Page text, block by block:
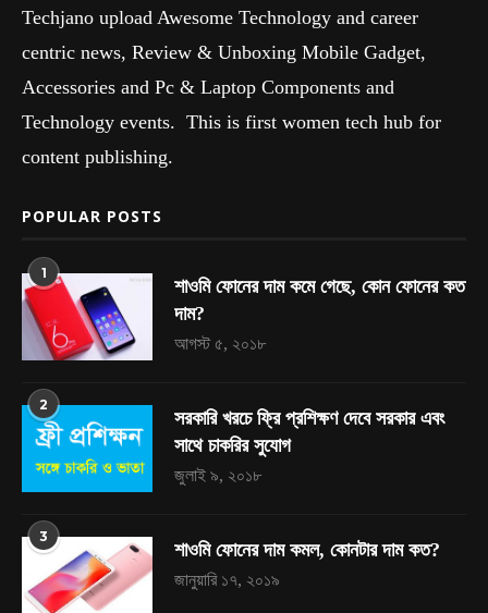
Techjano upload Awesome Technology and career
centric news, Review & Unboxing Mobile Gadget,
Accessories and Pc & Laptop Components and
Technology events. This is first women tech hub for
content publishing.
POPULAR POSTS
1
শাওমি ফোনের দাম কমে গেছে, কোন ফোনের কত
দাম?
আগস্ট ৫, ২০১৮
2
সরকারি খরচে ফ্রি প্রশিক্ষণ দেবে সরকার এবং
সাথে চাকরির সুযোগ
জুলাই ৯, ২০১৮
3
শাওমি ফোনের দাম কমল, কোনটার দাম কত?
জানুয়ারি ১৭, ২০১৯